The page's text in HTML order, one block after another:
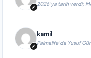
2026’ya tarih verdi;
kamil
Palmalife’da Yusuf